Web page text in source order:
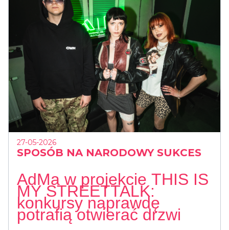
27-05-2026
SPOSÓB NA NARODOWY SUKCES
AdMa w projekcie THIS IS
MY STREETTALK:
konkursy naprawdę
potrafią otwierać drzwi